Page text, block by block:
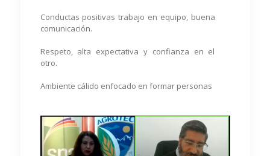
Conductas positivas trabajo en equipo, buena
comunicación.
Respeto, alta expectativa y confianza en el
otro.
Ambiente cálido enfocado en formar personas